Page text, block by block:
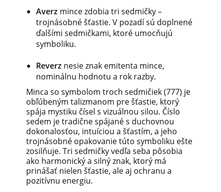
Averz mince zdobia tri sedmičky –
trojnásobné šťastie. V pozadí sú doplnené
ďalšími sedmičkami, ktoré umocňujú
symboliku.
Reverz nesie znak emitenta mince,
nominálnu hodnotu a rok razby.
Minca so symbolom troch sedmičiek (777) je
obľúbeným talizmanom pre šťastie, ktorý
spája mystiku čísel s vizuálnou silou. Číslo
sedem je tradične spájané s duchovnou
dokonalosťou, intuíciou a šťastím, a jeho
trojnásobné opakovanie túto symboliku ešte
zosilňuje. Tri sedmičky vedľa seba pôsobia
ako harmonický a silný znak, ktorý má
prinášať nielen šťastie, ale aj ochranu a
pozitívnu energiu.